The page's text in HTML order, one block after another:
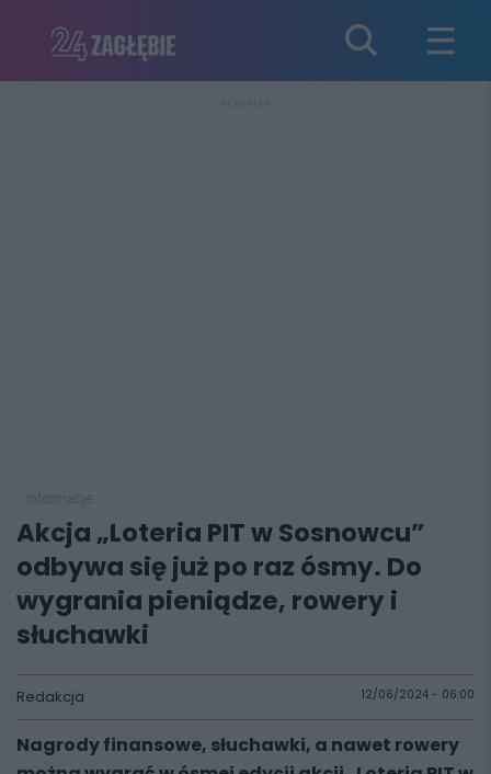
Akcja „Loteria PIT w Sosnowcu”
odbywa się już po raz ósmy. Do
wygrania pieniądze, rowery i
słuchawki
Redakcja 12/06/2024 - 06:00
Nagrody finansowe, słuchawki, a nawet rowery